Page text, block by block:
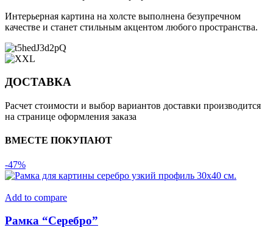
Интерьерная картина на холсте выполнена безупречном
качестве и станет стильным акцентом любого пространства.
ДОСТАВКА
Расчет стоимости и выбор вариантов доставки производится
на странице оформления заказа
ВМЕСТЕ ПОКУПАЮТ
-47%
Add to compare
Рамка “Серебро”